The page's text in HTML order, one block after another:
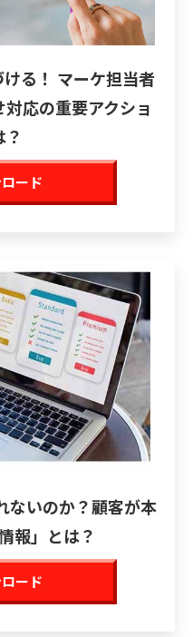
る！ マーケ担当者
応の重要アクショ
ード
ないのか？顧客が本
報」とは？
ード